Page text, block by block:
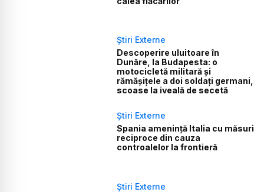
Știri Externe
Descoperire uluitoare în
Dunăre, la Budapesta: o
motocicletă militară și
rămășițele a doi soldați germani,
scoase la iveală de secetă
Știri Externe
Spania amenință Italia cu măsuri
reciproce din cauza
controalelor la frontieră
Știri Externe